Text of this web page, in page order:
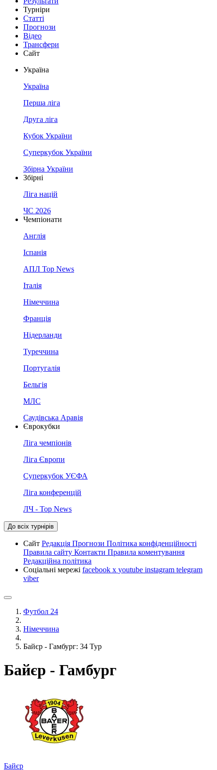
Турніри
Статті
Прогнози
Відео
Трансфери
Сайт
Україна
Україна
Перша ліга
Друга ліга
Кубок України
Суперкубок України
Збірна України
Збірні
Ліга націй
ЧС 2026
Чемпіонати
Англія
Іспанія
АПЛ Top News
Італія
Німеччина
Франція
Нідерланди
Туреччина
Португалія
Бельгія
МЛС
Саудівська Аравія
Єврокубки
Ліга чемпіонів
Ліга Європи
Суперкубок УЄФА
Ліга конференцій
ЛЧ - Top News
До всіх турнірів
Сайт Редакція Прогнози Політика конфіденційності
Правила сайту Контакти Правила коментування
Редакційна політика
Соціальні мережі facebook x youtube instagram telegram
viber
Футбол 24
Німеччина
Байєр - Гамбург: 34 Тур
Байєр - Гамбург
Байєр